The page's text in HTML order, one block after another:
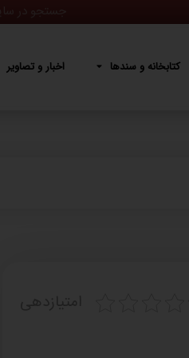
کتابخانه و سندها اخبار و تصاویر